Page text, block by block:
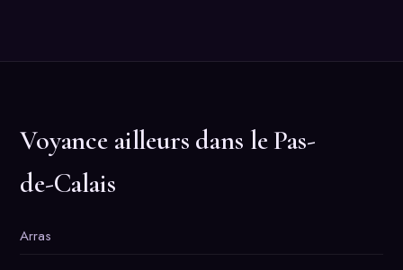
Voyance ailleurs dans le Pas-
de-Calais
Arras